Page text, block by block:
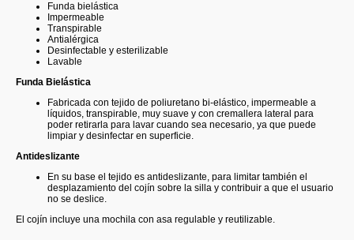
Funda bielástica
Impermeable
Transpirable
Antialérgica
Desinfectable y esterilizable
Lavable
Funda Bielástica
Fabricada con tejido de poliuretano bi-elástico, impermeable a
líquidos, transpirable, muy suave y con cremallera lateral para
poder retirarla para lavar cuando sea necesario, ya que puede
limpiar y desinfectar en superficie.
Antideslizante
En su base el tejido es antideslizante, para limitar también el
desplazamiento del cojín sobre la silla y contribuir a que el usuario
no se deslice.
El cojín incluye una mochila con asa regulable y reutilizable.